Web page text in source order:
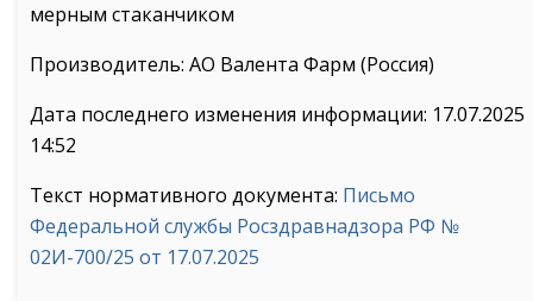
мерным стаканчиком
Производитель: АО Валента Фарм (Россия)
Дата последнего изменения информации: 17.07.2025
14:52
Текст нормативного документа: Письмо
Федеральной службы Росздравнадзора РФ №
02И-700/25 от 17.07.2025